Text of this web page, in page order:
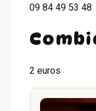
09 84 49 53 48
2 euros